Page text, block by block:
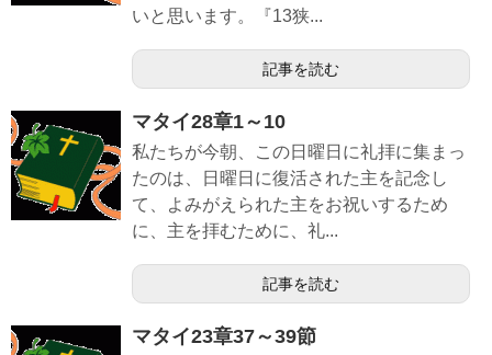
いと思います。『13狭...
記事を読む
マタイ28章1～10
私たちが今朝、この日曜日に礼拝に集まっ
たのは、日曜日に復活された主を記念し
て、よみがえられた主をお祝いするため
に、主を拝むために、礼...
記事を読む
マタイ23章37～39節